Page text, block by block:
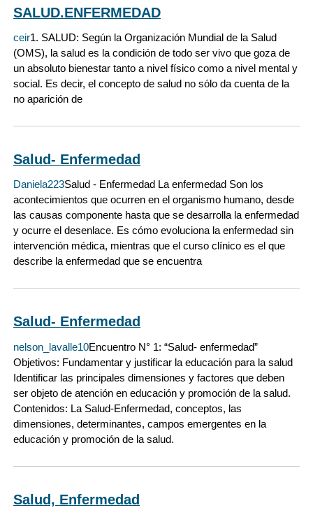
SALUD.ENFERMEDAD
ceir1. SALUD: Según la Organización Mundial de la Salud
(OMS), la salud es la condición de todo ser vivo que goza de
un absoluto bienestar tanto a nivel físico como a nivel mental y
social. Es decir, el concepto de salud no sólo da cuenta de la
no aparición de
Salud- Enfermedad
Daniela223Salud - Enfermedad La enfermedad Son los
acontecimientos que ocurren en el organismo humano, desde
las causas componente hasta que se desarrolla la enfermedad
y ocurre el desenlace. Es cómo evoluciona la enfermedad sin
intervención médica, mientras que el curso clínico es el que
describe la enfermedad que se encuentra
Salud- Enfermedad
nelson_lavalle10Encuentro N° 1: “Salud- enfermedad”
Objetivos: Fundamentar y justificar la educación para la salud
Identificar las principales dimensiones y factores que deben
ser objeto de atención en educación y promoción de la salud.
Contenidos: La Salud-Enfermedad, conceptos, las
dimensiones, determinantes, campos emergentes en la
educación y promoción de la salud.
Salud, Enfermedad